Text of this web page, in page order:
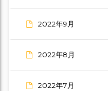
2022年9月
2022年8月
2022年7月